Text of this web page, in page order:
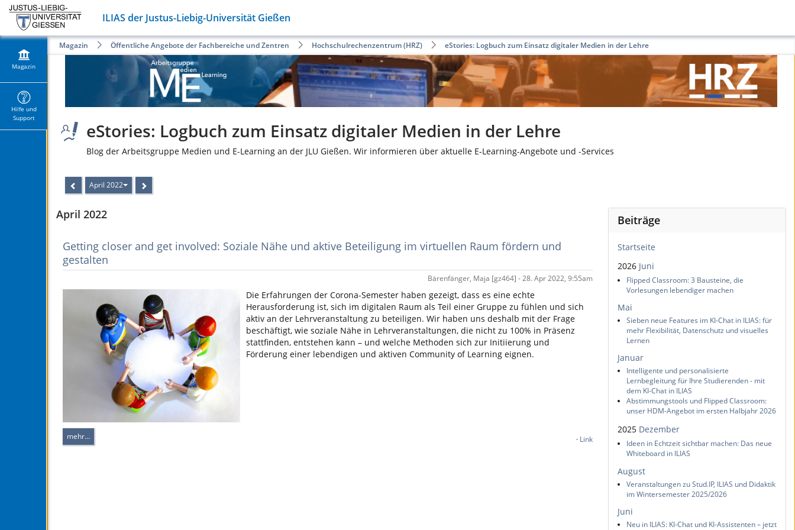
ILIAS der Justus-Liebig-Universität Gießen
Magazin
Hilfe und
Support
Magazin Öffentliche Angebote der Fachbereiche und Zentren Hochschulrechenzentrum (HRZ) eStories: Logbuch zum Einsatz digitaler Medien in der Lehre
eStories: Logbuch zum Einsatz digitaler Medien in der Lehre
Blog der Arbeitsgruppe Medien und E-Learning an der JLU Gießen. Wir informieren über aktuelle E-Learning-Angebote und -Services
April 2022
April 2022
Getting closer and get involved: Soziale Nähe und aktive Beteiligung im virtuellen Raum fördern und
gestalten
Bärenfänger, Maja [gz464] - 28. Apr 2022, 9:55am
Die Erfahrungen der Corona-Semester haben gezeigt, dass es eine echte
Herausforderung ist, sich im digitalen Raum als Teil einer Gruppe zu fühlen und sich
aktiv an der Lehrveranstaltung zu beteiligen. Wir haben uns deshalb mit der Frage
beschäftigt, wie soziale Nähe in Lehrveranstaltungen, die nicht zu 100% in Präsenz
stattfinden, entstehen kann – und welche Methoden sich zur Initiierung und
Förderung einer lebendigen und aktiven Community of Learning eignen.
mehr… · Link
Beiträge
Startseite
2026 Juni
Flipped Classroom: 3 Bausteine, die
Vorlesungen lebendiger machen
Mai
Sieben neue Features im KI-Chat in ILIAS: für
mehr Flexibilität, Datenschutz und visuelles
Lernen
Januar
Intelligente und personalisierte
Lernbegleitung für Ihre Studierenden - mit
dem KI-Chat in ILIAS
Abstimmungstools und Flipped Classroom:
unser HDM-Angebot im ersten Halbjahr 2026
2025 Dezember
Ideen in Echtzeit sichtbar machen: Das neue
Whiteboard in ILIAS
August
Veranstaltungen zu Stud.IP, ILIAS und Didaktik
im Wintersemester 2025/2026
Juni
Neu in ILIAS: KI-Chat und KI-Assistenten – jetzt